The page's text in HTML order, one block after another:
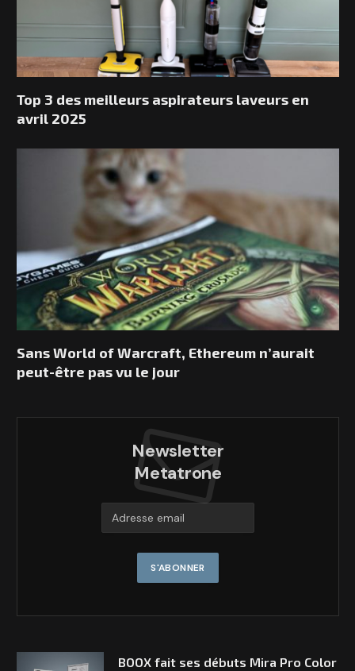
Top 3 des meilleurs aspirateurs laveurs en
avril 2025
Sans World of Warcraft, Ethereum n’aurait
peut-être pas vu le jour
Newsletter
Metatrone
BOOX fait ses débuts Mira Pro Color